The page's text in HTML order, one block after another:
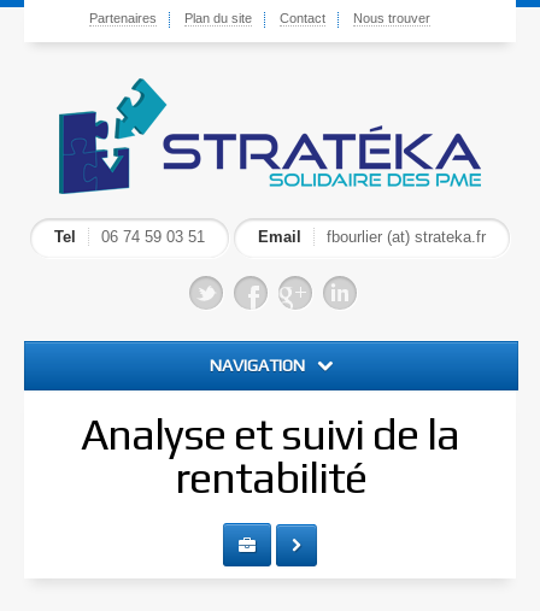
Partenaires Plan du site Contact Nous trouver
Tel 06 74 59 03 51 Email fbourlier (at) strateka.fr
NAVIGATION
Accueil
Plaidoyer pour la PME
L’entreprise : idée vs. réalité
Analyse et suivi de la
rentabilité